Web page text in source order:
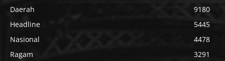
Daerah
9180
Headline
5445
Nasional
4478
Ragam
3291